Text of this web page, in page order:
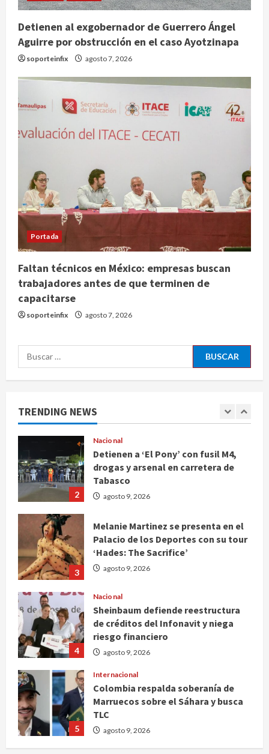
Detienen al exgobernador de Guerrero Ángel
Aguirre por obstrucción en el caso Ayotzinapa
soporteinfix agosto 7, 2026
Portada
Faltan técnicos en México: empresas buscan
trabajadores antes de que terminen de
capacitarse
soporteinfix agosto 7, 2026
Buscar:
TRENDING NEWS
2
Detienen a ‘El Pony’ con fusil M4,
drogas y arsenal en carretera de
agosto 9, 2026
Melanie Martinez se presenta en el
agosto 9, 2026
Nacional
Sheinbaum defiende reestructura
de créditos del Infonavit y niega
riesgo financiero
agosto 9, 2026
Internacional
Marruecos sobre el Sáhara y busca
1
Deportes Internacional Portada
Fallece Jorge Messi, padre de
2
Nacional
Detienen a ‘El Pony’ con fusil M4,
drogas y arsenal en carretera de
Tabasco
agosto 9, 2026
3
Melanie Martinez se presenta en el
Palacio de los Deportes con su tour
‘Hades: The Sacrifice’
agosto 9, 2026
4
Nacional
Sheinbaum defiende reestructura
de créditos del Infonavit y niega
riesgo financiero
agosto 9, 2026
5
Internacional
Colombia respalda soberanía de
Marruecos sobre el Sáhara y busca
TLC
agosto 9, 2026